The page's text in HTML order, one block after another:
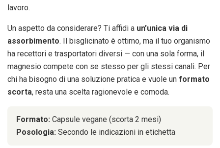
lavoro.
Un aspetto da considerare? Ti affidi a un’unica via di
assorbimento. Il bisglicinato è ottimo, ma il tuo organismo
ha recettori e trasportatori diversi — con una sola forma, il
magnesio compete con se stesso per gli stessi canali. Per
chi ha bisogno di una soluzione pratica e vuole un formato
scorta, resta una scelta ragionevole e comoda.
Formato: Capsule vegane (scorta 2 mesi)
Posologia: Secondo le indicazioni in etichetta